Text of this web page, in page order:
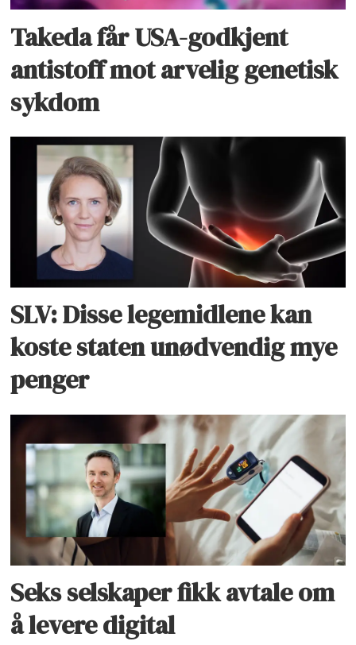
Takeda får USA-godkjent
antistoff mot arvelig genetisk
sykdom
SLV: Disse legemidlene kan
koste staten unødvendig mye
penger
Seks selskaper fikk avtale om
å levere digital